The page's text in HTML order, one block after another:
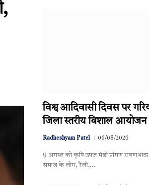
विश्व आदिवासी दिवस पर
जिला स्तरीय विशाल आयोजन
Radheshyam Patel 06/08/2026
9 अगस्त को कृषि उपज मंडी प्रांगण
समाज के लोग, रैली,…